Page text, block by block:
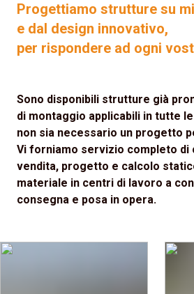
Progettiamo strutture su
e dal design innovativo,
per rispondere ad ogni
Sono disponibili strutture già
di montaggio applicabili in tutte
non sia necessario un progetto
Vi forniamo servizio completo di
vendita, progetto e calcolo
materiale in centri di lavoro a
consegna e posa in opera.